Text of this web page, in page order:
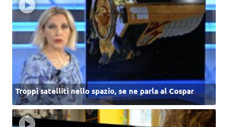
Troppi satelliti nello spazio, se ne parla al Cospar